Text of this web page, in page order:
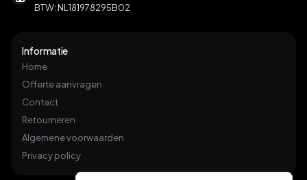
BTW: NL181978295B02
Informatie
Home
Offerte aanvragen
Contact
Retourneren
Algemene voorwaarden
Privacy policy